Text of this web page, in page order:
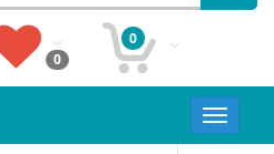
0
0
Toggle